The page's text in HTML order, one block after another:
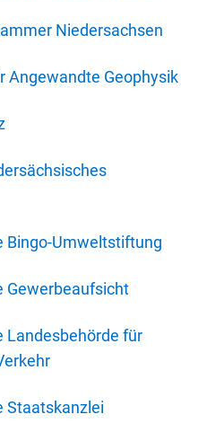
Niedersachsen
Angewandte Geophysik
Bingo-Umweltstiftung
Gewerbeaufsicht
Landesbehörde für
Staatskanzlei